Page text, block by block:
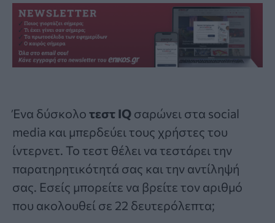
Ένα δύσκολο τεστ IQ σαρώνει στα social
media και μπερδεύει τους χρήστες του
ίντερνετ. Το τεστ θέλει να τεστάρει την
παρατηρητικότητά σας και την αντίληψή
σας. Εσείς μπορείτε να βρείτε τον αριθμό
που ακολουθεί σε 22 δευτερόλεπτα;